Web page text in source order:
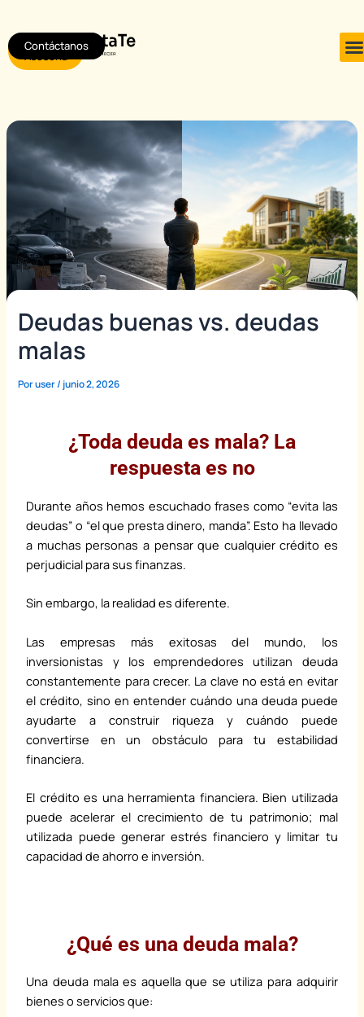
contenido
Agendar
Asesoría
Contáctanos
Deudas buenas vs. deudas
malas
Poruser/ junio 2, 2026
¿Toda deuda es mala? La
respuesta es no
Durante años hemos escuchado frases como “evita las
deudas” o “el que presta dinero, manda”. Esto ha llevado
a muchas personas a pensar que cualquier crédito es
perjudicial para sus finanzas.
Sin embargo, la realidad es diferente.
Las empresas más exitosas del mundo, los
inversionistas y los emprendedores utilizan deuda
constantemente para crecer. La clave no está en evitar
el crédito, sino en entender cuándo una deuda puede
ayudarte a construir riqueza y cuándo puede
convertirse en un obstáculo para tu estabilidad
financiera.
El crédito es una herramienta financiera. Bien utilizada
puede acelerar el crecimiento de tu patrimonio; mal
utilizada puede generar estrés financiero y limitar tu
capacidad de ahorro e inversión.
¿Qué es una deuda mala?
Una deuda mala es aquella que se utiliza para adquirir
bienes o servicios que:
navigation